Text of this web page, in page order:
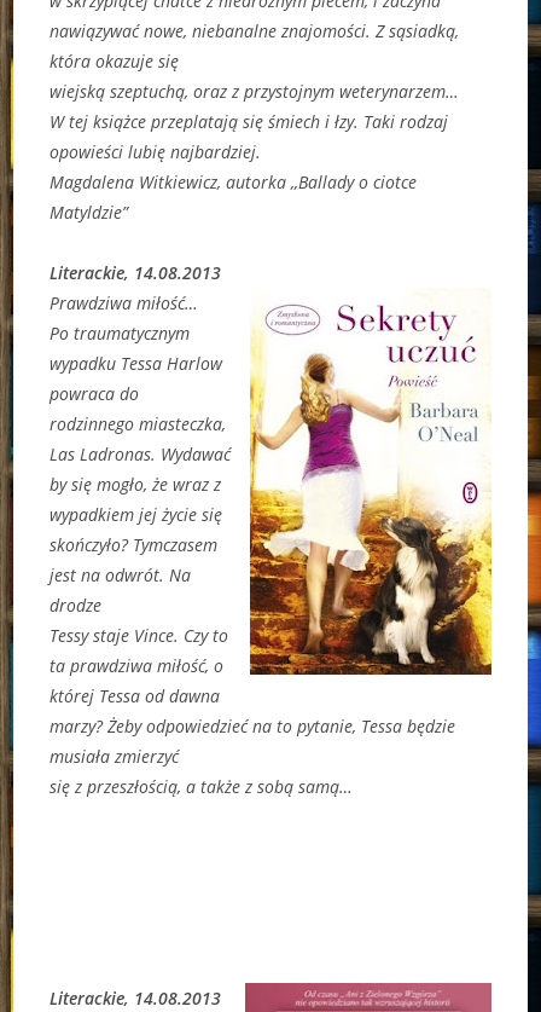
nawiązywać nowe, niebanalne znajomości. Z sąsiadką,
która okazuje się
wiejską szeptuchą, oraz z przystojnym weterynarzem…
W tej książce przeplatają się śmiech i łzy. Taki rodzaj
opowieści lubię najbardziej.
Magdalena Witkiewicz, autorka ,,Ballady o ciotce
Matyldzie”
Literackie, 14.08.2013
Prawdziwa miłość…
Po traumatycznym
wypadku Tessa Harlow
powraca do
rodzinnego miasteczka,
Las Ladronas. Wydawać
by się mogło, że wraz z
wypadkiem jej życie się
skończyło? Tymczasem
jest na odwrót. Na
drodze
Tessy staje Vince. Czy to
ta prawdziwa miłość, o
której Tessa od dawna
marzy? Żeby odpowiedzieć na to pytanie, Tessa będzie
musiała zmierzyć
się z przeszłością, a także z sobą samą…
Literackie, 14.08.2013